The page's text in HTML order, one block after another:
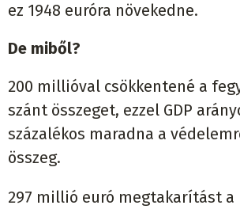
ez 1948 euróra növekedne.
De miből?
200 millióval csökkentené a
szánt összeget, ezzel GDP
százalékos maradna a
összeg.
297 millió euró megtakarítást a